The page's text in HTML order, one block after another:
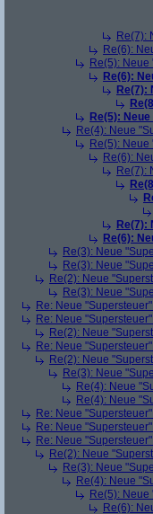
Re(7):
Re(6):
Re(5):
Re(6):
Re(7):
Re(5):
Re(4): Neue
Re(5):
Re(6):
Re(7):
Re(7):
Re(6):
Re(3): Neue
Re(3): Neue
Re(2): Neue
Re(3): Neue
Re: Neue
Re: Neue
Re(2): Neue
Re: Neue
Re(2): Neue
Re(3): Neue
Re(4): Neue
Re(4): Neue
Re: Neue
Re: Neue
Re: Neue
Re(2): Neue
Re(3): Neue
Re(4): Neue
Re(5):
Re(6):